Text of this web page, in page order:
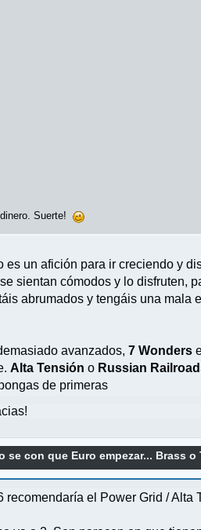
dinero. Suerte!
un afición para ir creciendo y
sientan cómodos y lo disfruten,
abrumados y tengáis una mala
avanzados,7 Wonders
Alta Tensión o Russian
de primeras
se con que Euro empezar... Brass o
el Power Grid / Alta